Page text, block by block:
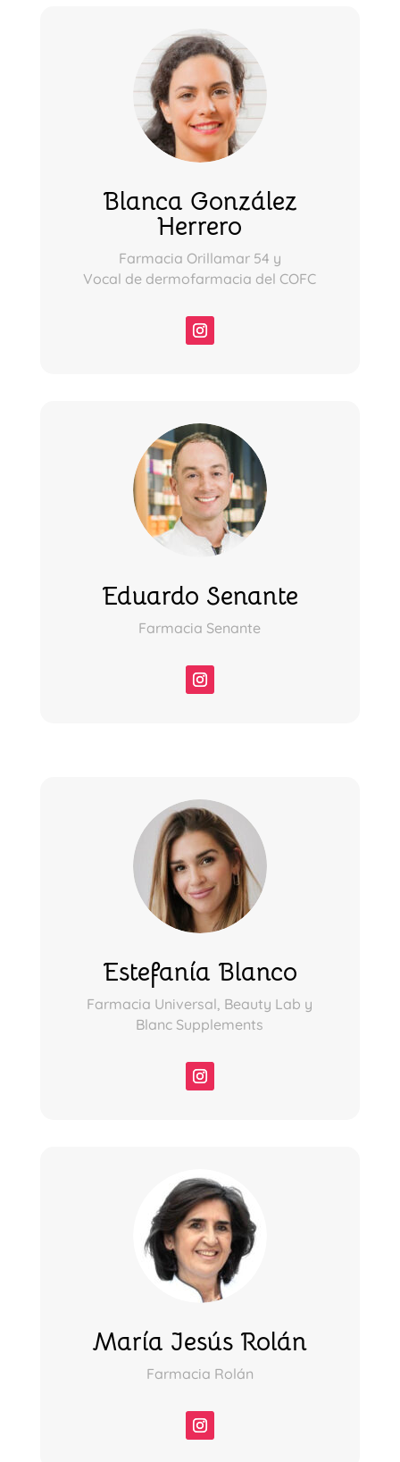
Blanca González
Herrero
Farmacia Orillamar 54 y
Vocal de dermofarmacia del COFC
Eduardo Senante
Farmacia Senante
Estefanía Blanco
Farmacia Universal, Beauty Lab y
Blanc Supplements
María Jesús Rolán
Farmacia Rolán